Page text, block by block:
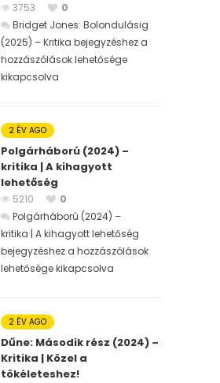
3753
0
Bridget Jones: Bolondulásig
(2025) – Kritika bejegyzéshez a
hozzászólások lehetősége
kikapcsolva
2 ÉV AGO
Polgárháború (2024) –
kritika | A kihagyott
lehetőség
5210
0
Polgárháború (2024) –
kritika | A kihagyott lehetőség
bejegyzéshez a hozzászólások
lehetősége kikapcsolva
2 ÉV AGO
Dűne: Második rész (2024) –
Kritika | Közel a
tökéleteshez!